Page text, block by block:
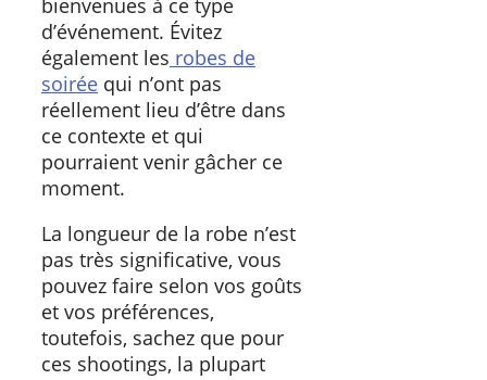
bienvenues à ce type
d’événement. Évitez
également les robes de
soirée qui n’ont pas
réellement lieu d’être dans
ce contexte et qui
pourraient venir gâcher ce
moment.
La longueur de la robe n’est
pas très significative, vous
pouvez faire selon vos goûts
et vos préférences,
toutefois, sachez que pour
ces shootings, la plupart